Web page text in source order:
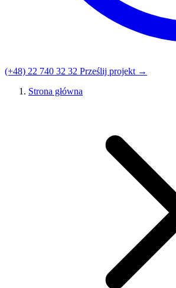
(+48) 22 740 32 32 Prześlij projekt →
Strona główna